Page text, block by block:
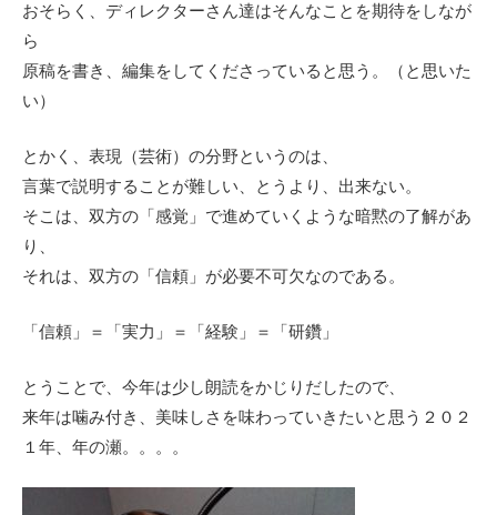
おそらく、ディレクターさん達はそんなことを期待をしなが
ら
原稿を書き、編集をしてくださっていると思う。（と思いた
い）
とかく、表現（芸術）の分野というのは、
言葉で説明することが難しい、とうより、出来ない。
そこは、双方の「感覚」で進めていくような暗黙の了解があ
り、
それは、双方の「信頼」が必要不可欠なのである。
「信頼」＝「実力」＝「経験」＝「研鑽」
とうことで、今年は少し朗読をかじりだしたので、
来年は噛み付き、美味しさを味わっていきたいと思う２０２
１年、年の瀬。。。。